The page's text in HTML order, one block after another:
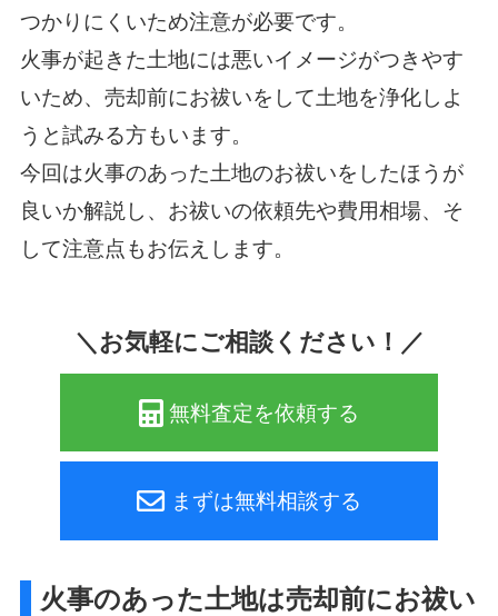
つかりにくいため注意が必要です。
火事が起きた土地には悪いイメージがつきやす
いため、売却前にお祓いをして土地を浄化しよ
うと試みる方もいます。
今回は火事のあった土地のお祓いをしたほうが
良いか解説し、お祓いの依頼先や費用相場、そ
して注意点もお伝えします。
＼お気軽にご相談ください！／
無料査定を依頼する
まずは無料相談する
火事のあった土地は売却前にお祓い